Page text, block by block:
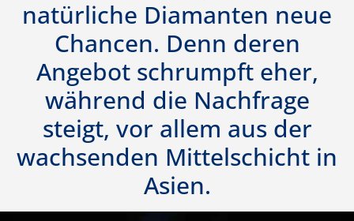
natürliche Diamanten neue
Chancen. Denn deren
Angebot schrumpft eher,
während die Nachfrage
steigt, vor allem aus der
wachsenden Mittelschicht in
Asien.